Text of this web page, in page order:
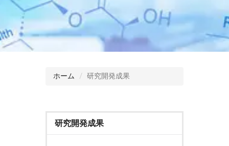
ホーム 研究開発成果
研究開発成果